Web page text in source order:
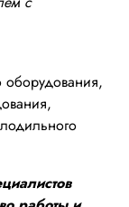
оборудования,